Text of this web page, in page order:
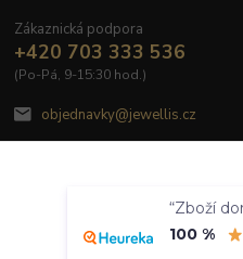
Zákaznická podpora
+420 703 333 536
(Po-Pá, 9-15:30 hod.)
objednavky@jewellis.cz
Nastavení
“Zboží
100 %